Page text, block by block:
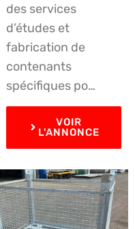
des services
d’études et
fabrication de
contenants
spécifiques po…
VOIR
L'ANNONCE